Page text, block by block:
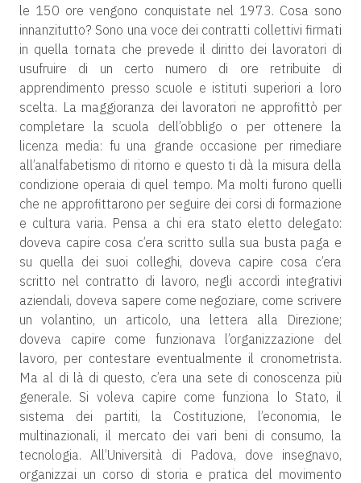
le 150 ore vengono conquistate nel 1973. Cosa sono
innanzitutto? Sono una voce dei contratti collettivi firmati
in quella tornata che prevede il diritto dei lavoratori di
usufruire di un certo numero di ore retribuite di
apprendimento presso scuole e istituti superiori a loro
scelta. La maggioranza dei lavoratori ne approfittò per
completare la scuola dell’obbligo o per ottenere la
licenza media: fu una grande occasione per rimediare
all’analfabetismo di ritorno e questo ti dà la misura della
condizione operaia di quel tempo. Ma molti furono quelli
che ne approfittarono per seguire dei corsi di formazione
e cultura varia. Pensa a chi era stato eletto delegato:
doveva capire cosa c’era scritto sulla sua busta paga e
su quella dei suoi colleghi, doveva capire cosa c’era
scritto nel contratto di lavoro, negli accordi integrativi
aziendali, doveva sapere come negoziare, come scrivere
un volantino, un articolo, una lettera alla Direzione;
doveva capire come funzionava l’organizzazione del
lavoro, per contestare eventualmente il cronometrista.
Ma al di là di questo, c’era una sete di conoscenza più
generale. Si voleva capire come funziona lo Stato, il
sistema dei partiti, la Costituzione, l’economia, le
multinazionali, il mercato dei vari beni di consumo, la
tecnologia. All’Università di Padova, dove insegnavo,
organizzai un corso di storia e pratica del movimento